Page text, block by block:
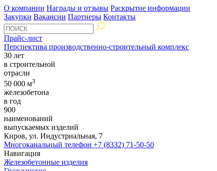
О компании Награды и отзывы Раскрытие информации
Закупки Вакансии Партнеры Контакты
Прайс-лист
Перспектива производственно-строительный комплекс
30 лет
в строительной
отрасли
50 000 м3
железобетона
в год
900
наименований
выпускаемых изделий
Киров, ул. Индустриальная, 7
Многоканальный телефон +7 (8332) 71-50-50
Навигация
Железобетонные изделия